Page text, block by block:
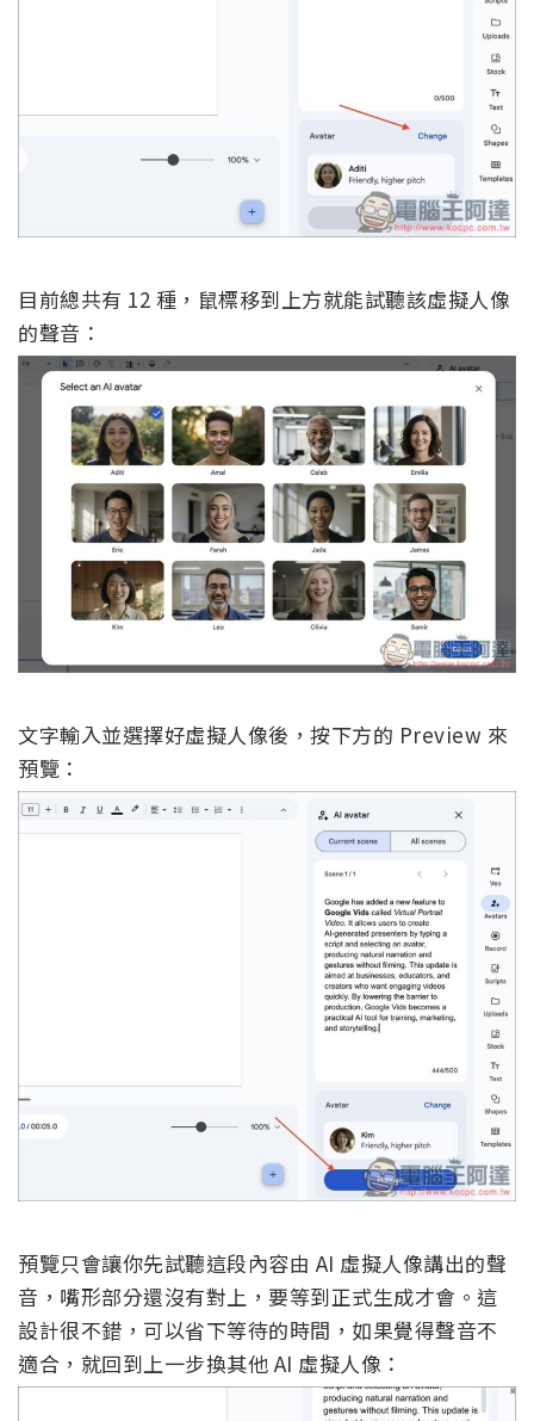
目前總共有 12 種，鼠標移到上方就能試聽該虛擬人像
的聲音：
文字輸入並選擇好虛擬人像後，按下方的 Preview 來
預覽：
預覽只會讓你先試聽這段內容由 AI 虛擬人像講出的聲
音，嘴形部分還沒有對上，要等到正式生成才會。這
設計很不錯，可以省下等待的時間，如果覺得聲音不
適合，就回到上一步換其他 AI 虛擬人像：